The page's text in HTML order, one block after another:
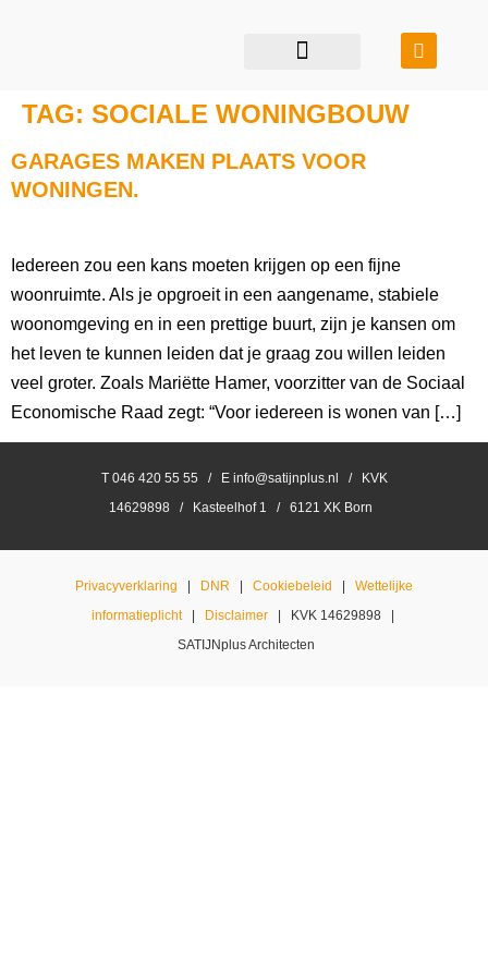
TAG: SOCIALE WONINGBOUW
GARAGES MAKEN PLAATS VOOR
WONINGEN.
Iedereen zou een kans moeten krijgen op een fijne
woonruimte. Als je opgroeit in een aangename, stabiele
woonomgeving en in een prettige buurt, zijn je kansen om
het leven te kunnen leiden dat je graag zou willen leiden
veel groter. Zoals Mariëtte Hamer, voorzitter van de Sociaal
Economische Raad zegt: “Voor iedereen is wonen van […]
T 046 420 55 55 / E info@satijnplus.nl / KVK
14629898 / Kasteelhof 1 / 6121 XK Born
Privacyverklaring | DNR | Cookiebeleid | Wettelijke
informatieplicht| Disclaimer| KVK 14629898 |
SATIJNplus Architecten